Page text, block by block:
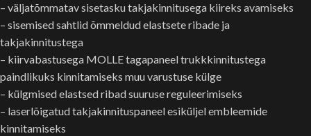
– väljatõmmatav sisetasku takjakinnitusega kiireks avamiseks
– sisemised sahtlid õmmeldud elastsete ribade ja
takjakinnitustega
– kiirvabastusega MOLLE tagapaneel trukkkinnitustega
paindlikuks kinnitamiseks muu varustuse külge
– külgmised elastsed ribad suuruse reguleerimiseks
– laserlõigatud takjakinnituspaneel esiküljel embleemide
kinnitamiseks